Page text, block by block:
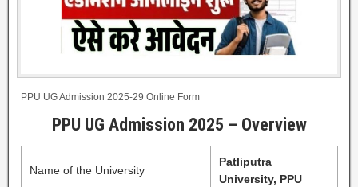
PPU UG Admission 2025-29 Online Form
PPU UG Admission 2025 – Overview
Name of the University
Patliputra
University, PPU